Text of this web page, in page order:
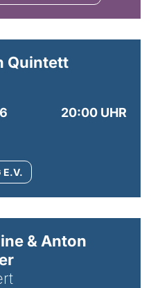
Quintett
20:00 UHR
E.V.
& Anton